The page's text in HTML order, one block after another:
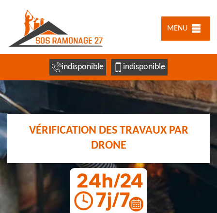
MENU
indisponible indisponible
VÉRIFICATION DES TRAVAUX PAR
DRONE